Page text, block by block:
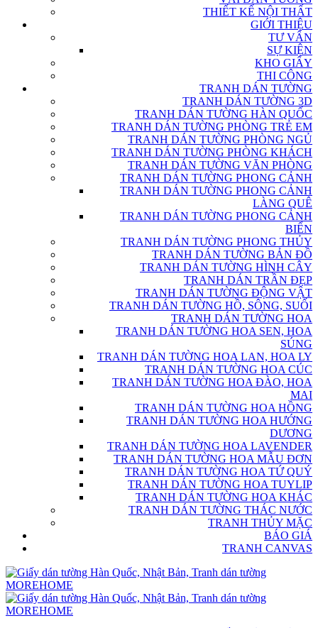
THIẾT KẾ NỘI THẤT
GIỚI THIỆU
TƯ VẤN
SỰ KIỆN
KHO GIẤY
THI CÔNG
TRANH DÁN TƯỜNG
TRANH DÁN TƯỜNG 3D
TRANH DÁN TƯỜNG HÀN QUỐC
TRANH DÁN TƯỜNG PHÒNG TRẺ EM
TRANH DÁN TƯỜNG PHÒNG NGỦ
TRANH DÁN TƯỜNG PHÒNG KHÁCH
TRANH DÁN TƯỜNG VĂN PHÒNG
TRANH DÁN TƯỜNG PHONG CẢNH
TRANH DÁN TƯỜNG PHONG CẢNH
LÀNG QUÊ
TRANH DÁN TƯỜNG PHONG CẢNH
BIỂN
TRANH DÁN TƯỜNG PHONG THỦY
TRANH DÁN TƯỜNG BẢN ĐỒ
TRANH DÁN TƯỜNG HÌNH CÂY
TRANH DÁN TRẦN ĐẸP
TRANH DÁN TƯỜNG ĐỘNG VẬT
TRANH DÁN TƯỜNG HỒ, SÔNG, SUỐI
TRANH DÁN TƯỜNG HOA
TRANH DÁN TƯỜNG HOA SEN, HOA
SÚNG
TRANH DÁN TƯỜNG HOA LAN, HOA LY
TRANH DÁN TƯỜNG HOA CÚC
TRANH DÁN TƯỜNG HOA ĐÀO, HOA
MAI
TRANH DÁN TƯỜNG HOA HỒNG
TRANH DÁN TƯỜNG HOA HƯỚNG
DƯƠNG
TRANH DÁN TƯỜNG HOA LAVENDER
TRANH DÁN TƯỜNG HOA MẪU ĐƠN
TRANH DÁN TƯỜNG HOA TỨ QUÝ
TRANH DÁN TƯỜNG HOA TUYLIP
TRANH DÁN TƯỜNG HOA KHÁC
TRANH DÁN TƯỜNG THÁC NƯỚC
TRANH THỦY MẶC
BÁO GIÁ
TRANH CANVAS